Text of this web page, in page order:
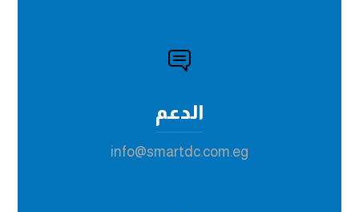
الدعم
info@smartdc.com.eg